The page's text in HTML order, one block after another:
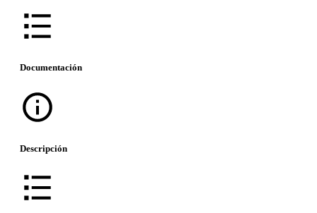
Documentación
Descripción